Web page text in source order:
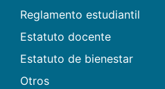
Reglamento estudiantil
Estatuto docente
Estatuto de bienestar
Otros